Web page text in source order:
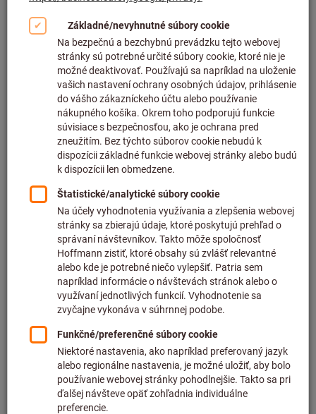
Kliknutím zväčšíte obrázok
plus náklady na dopravu
Individuálne ceny pre obchodných zákazníkov po